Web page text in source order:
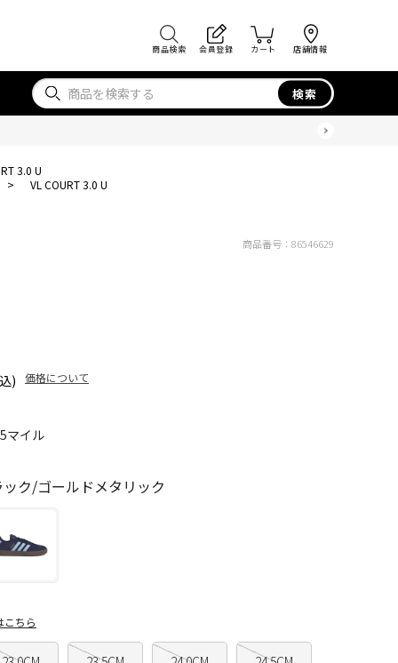
商品検索 会員登録 カート 店舗情報
検索
3.0 U
> VL COURT 3.0 U
マイル
) 価格について
ク/ゴールドメタリック
こちら
商品番号： 86546629